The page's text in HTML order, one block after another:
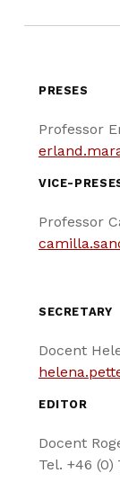
PRESES
Professor
VICE-
Professor
SECRETARY
Docent
EDITOR
Docent
Tel. +46 (0)